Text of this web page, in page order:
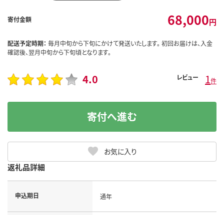
寄付金額 68,000円
配送予定時期： 毎月中旬から下旬にかけて発送いたします。 初回お届けは、入金
確認後、翌月中旬から下旬頃となります。
4.0 レビュー 1件
お気に入り
寄付へ進む
返礼品詳細
申込期日 通年